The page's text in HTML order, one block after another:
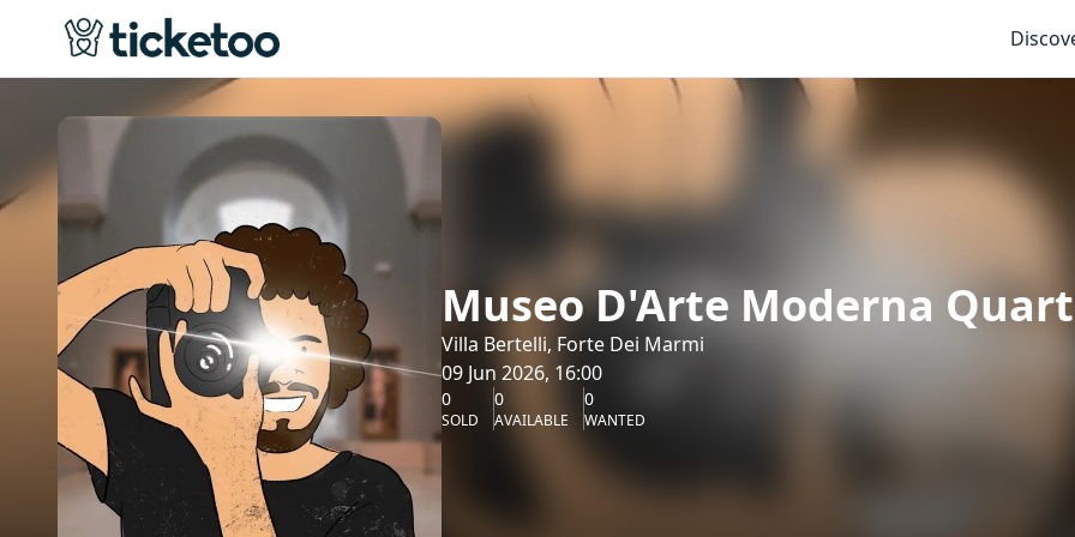
Museo D'Arte Moderna
Villa Bertelli, Forte Dei Marmi
09 Jun 2026, 16:00
0
SOLD
0
AVAILABLE
0
WANTED